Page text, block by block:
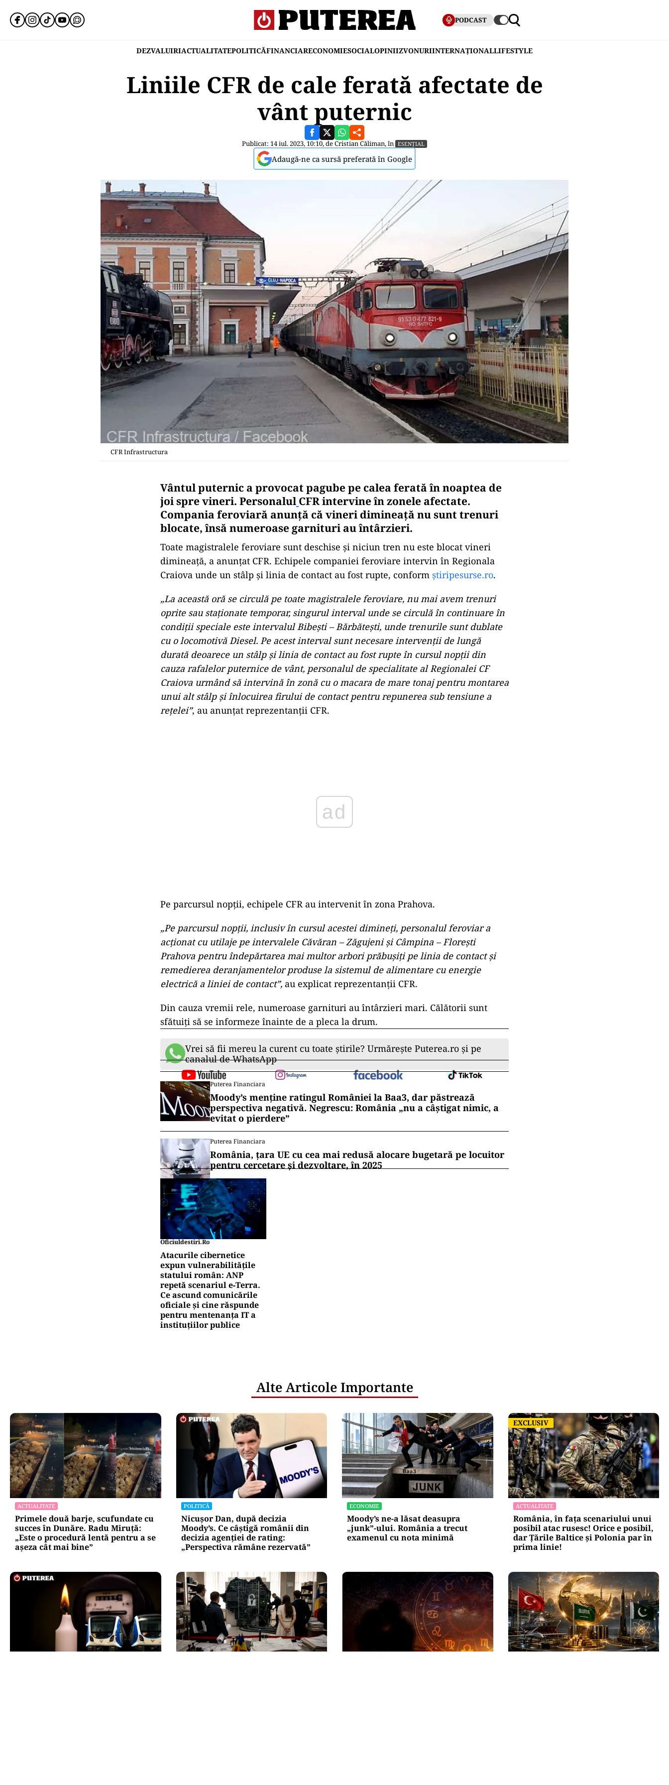
PODCAST
DEZVALUIRIACTUALITATEPOLITICĂFINANCIARECONOMIESOCIALOPINIIZVONURIINTERNAȚIONALLIFESTYLE
Liniile CFR de cale ferată afectate de
vânt puternic
Publicat: 14 iul. 2023, 10:10, deCristian Căliman, în ESENȚIAL
Adaugă-ne ca sursă preferată în Google
CFR Infrastructura
Vântul puternic a provocat pagube pe calea ferată în noaptea de
joi spre vineri. Personalul CFR intervine în zonele afectate.
Compania feroviară anunță că vineri dimineață nu sunt trenuri
blocate, însă numeroase garnituri au întârzieri.
Toate magistralele feroviare sunt deschise și niciun tren nu este blocat vineri
dimineață, a anunțat CFR. Echipele companiei feroviare intervin în Regionala
Craiova unde un stâlp și linia de contact au fost rupte, conform știripesurse.ro.
„La această oră se circulă pe toate magistralele feroviare, nu mai avem trenuri
oprite sau staționate temporar, singurul interval unde se circulă în continuare în
condiții speciale este intervalul Bibești – Bărbătești, unde trenurile sunt dublate
cu o locomotivă Diesel. Pe acest interval sunt necesare intervenții de lungă
durată deoarece un stâlp și linia de contact au fost rupte în cursul nopții din
cauza rafalelor puternice de vânt, personalul de specialitate al Regionalei CF
Craiova urmând să intervină în zonă cu o macara de mare tonaj pentru montarea
unui alt stâlp și înlocuirea firului de contact pentru repunerea sub tensiune a
rețelei”, au anunțat reprezentanții CFR.
Pe parcursul nopții, echipele CFR au intervenit în zona Prahova.
„Pe parcursul nopții, inclusiv în cursul acestei dimineți, personalul feroviar a
acționat cu utilaje pe intervalele Căvăran – Zăgujeni și Câmpina – Florești
Prahova pentru îndepărtarea mai multor arbori prăbușiți pe linia de contact și
remedierea deranjamentelor produse la sistemul de alimentare cu energie
electrică a liniei de contact”, au explicat reprezentanții CFR.
Din cauza vremii rele, numeroase garnituri au întârzieri mari. Călătorii sunt
sfătuiți să se informeze înainte de a pleca la drum.
Vrei să fii mereu la curent cu toate știrile? Urmărește Puterea.ro și pe
canalul de WhatsApp
Puterea Financiara
Moody’s menține ratingul României la Baa3, dar păstrează
perspectiva negativă. Negrescu: România „nu a câștigat nimic, a
evitat o pierdere”
Puterea Financiara
România, țara UE cu cea mai redusă alocare bugetară pe locuitor
pentru cercetare și dezvoltare, în 2025
Oficiuldestiri.ro
Atacurile cibernetice
expun vulnerabilitățile
statului român: ANP
repetă scenariul e‑Terra.
Ce ascund comunicările
oficiale și cine răspunde
pentru mentenanța IT a
instituțiilor publice
Alte Articole Importante
ACTUALITATE
Primele două barje, scufundate cu
succes în Dunăre. Radu Miruță:
„Este o procedură lentă pentru a se
așeza cât mai bine”
POLITICĂ
Nicușor Dan, după decizia
Moody’s. Ce câștigă românii din
decizia agenției de rating:
„Perspectiva rămâne rezervată”
ECONOMIE
Moody’s ne-a lăsat deasupra
„junk”-ului. România a trecut
examenul cu nota minimă
EXCLUSIV
EXCLUSIV
ACTUALITATE
România, în fața scenariului unui
posibil atac rusesc! Orice e posibil,
dar Țările Baltice și Polonia par în
prima linie!